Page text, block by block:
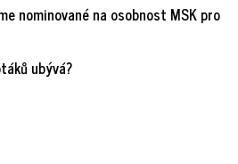
nominované na osobnost MSK pro
ubývá?